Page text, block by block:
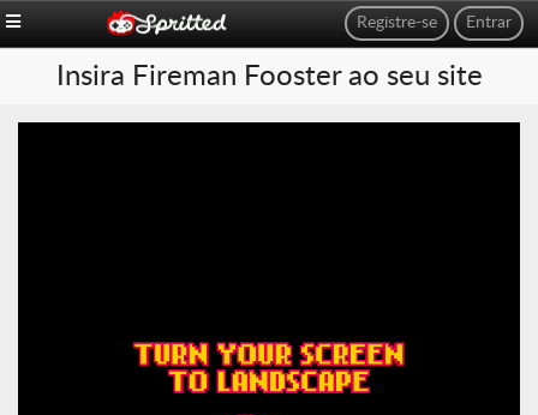
Entrar
Registre-se
Insira Fireman Fooster ao seu site